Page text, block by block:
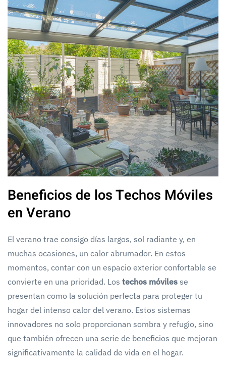
Beneficios de los Techos Móviles
en Verano
El verano trae consigo días largos, sol radiante y, en
muchas ocasiones, un calor abrumador. En estos
momentos, contar con un espacio exterior confortable se
convierte en una prioridad. Los techos móviles se
presentan como la solución perfecta para proteger tu
hogar del intenso calor del verano. Estos sistemas
innovadores no solo proporcionan sombra y refugio, sino
que también ofrecen una serie de beneficios que mejoran
significativamente la calidad de vida en el hogar.